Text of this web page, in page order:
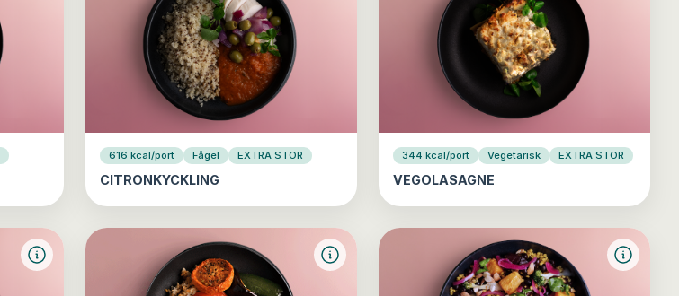
616 kcal/port Fågel EXTRA STOR
CITRONKYCKLING
344 kcal/port Vegetarisk EXTRA STOR
VEGOLASAGNE